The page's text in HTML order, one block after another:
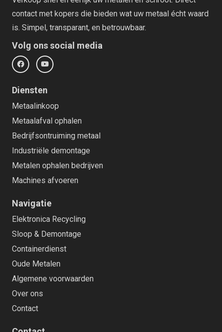
contact met kopers die bieden wat uw metaal écht waard
is. Simpel, transparant, en betrouwbaar.
Volg ons social media
Diensten
Metaalinkoop
Metaalafval ophalen
Bedrijfsontruiming metaal
Industriële demontage
Metalen ophalen bedrijven
Machines afvoeren
Navigatie
Elektronica Recycling
Sloop & Demontage
Containerdienst
Oude Metalen
Algemene voorwaarden
Over ons
Contact